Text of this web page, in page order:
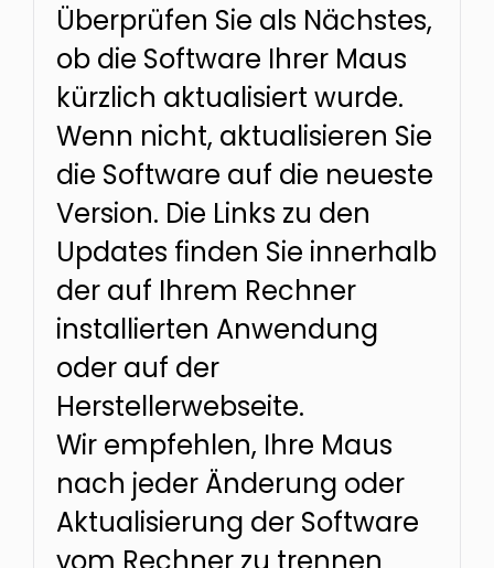
Überprüfen Sie als Nächstes,
ob die Software Ihrer Maus
kürzlich aktualisiert wurde.
Wenn nicht, aktualisieren Sie
die Software auf die neueste
Version. Die Links zu den
Updates finden Sie innerhalb
der auf Ihrem Rechner
installierten Anwendung
oder auf der
Herstellerwebseite.
Wir empfehlen, Ihre Maus
nach jeder Änderung oder
Aktualisierung der Software